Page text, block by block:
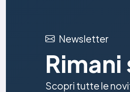
Newsletter
Scopri tutte le